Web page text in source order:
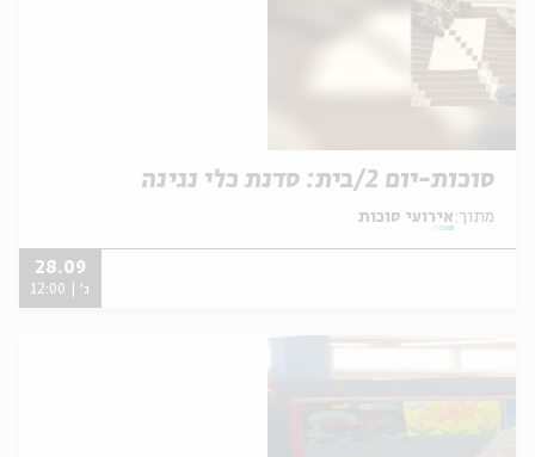
סוכות-יום 2/בית: סדנת כלי נגינה
מתוך: אירועי סוכות
28.09
ג' | 12:00